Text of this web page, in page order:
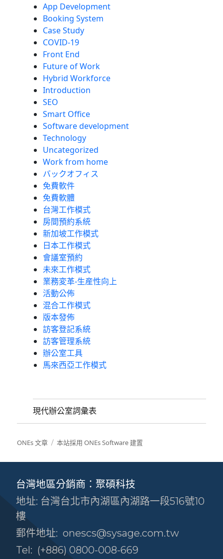
App Development
Booking System
Case Study
COVID-19
Front End
Future of Work
Hybrid Workforce
Introduction
SEO
Smart Office
Software development
Technology
Uncategorized
Work from home
バックオフィス
免費軟件
免費軟體
台灣工作模式
房間預約系統
新加坡工作模式
日本工作模式
會議室預約
未來工作模式
業務変革-生産性向上
活動公佈
混合工作模式
版本發佈
訪客登記系統
訪客管理系統
辦公室工具
馬來西亞工作模式
現代辦公室詞彙表
ONEs 文章 本站採用 ONEs Software 建置
台灣地區分銷商：聚碩科技
地址: 台灣台北市內湖區內湖路一段516號10
樓
郵件地址: onescs@sysage.com.tw
Tel: (+886) 0800-008-669